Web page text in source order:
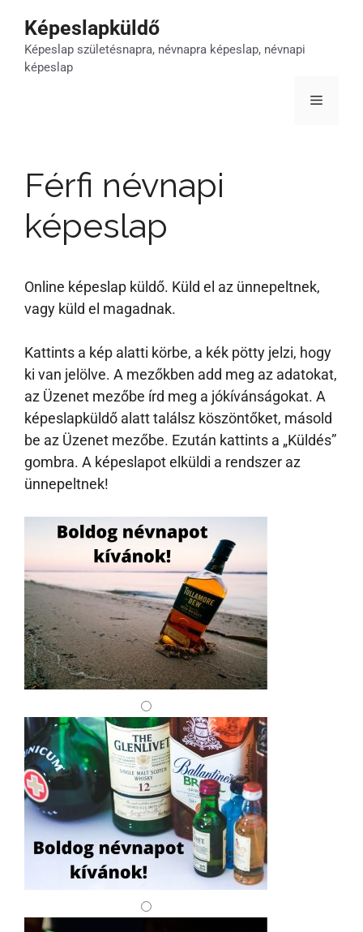
tartalomba
Képeslapküldő
Képeslap születésnapra, névnapra képeslap, névnapi
képeslap
Menü
Férfi névnapi
képeslap
Online képeslap küldő. Küld el az ünnepeltnek,
vagy küld el magadnak.
Kattints a kép alatti körbe, a kék pötty jelzi, hogy
ki van jelölve. A mezőkben add meg az adatokat,
az Üzenet mezőbe írd meg a jókívánságokat. A
képeslapküldő alatt találsz köszöntőket, másold
be az Üzenet mezőbe. Ezután kattints a „Küldés”
gombra. A képeslapot elküldi a rendszer az
ünnepeltnek!